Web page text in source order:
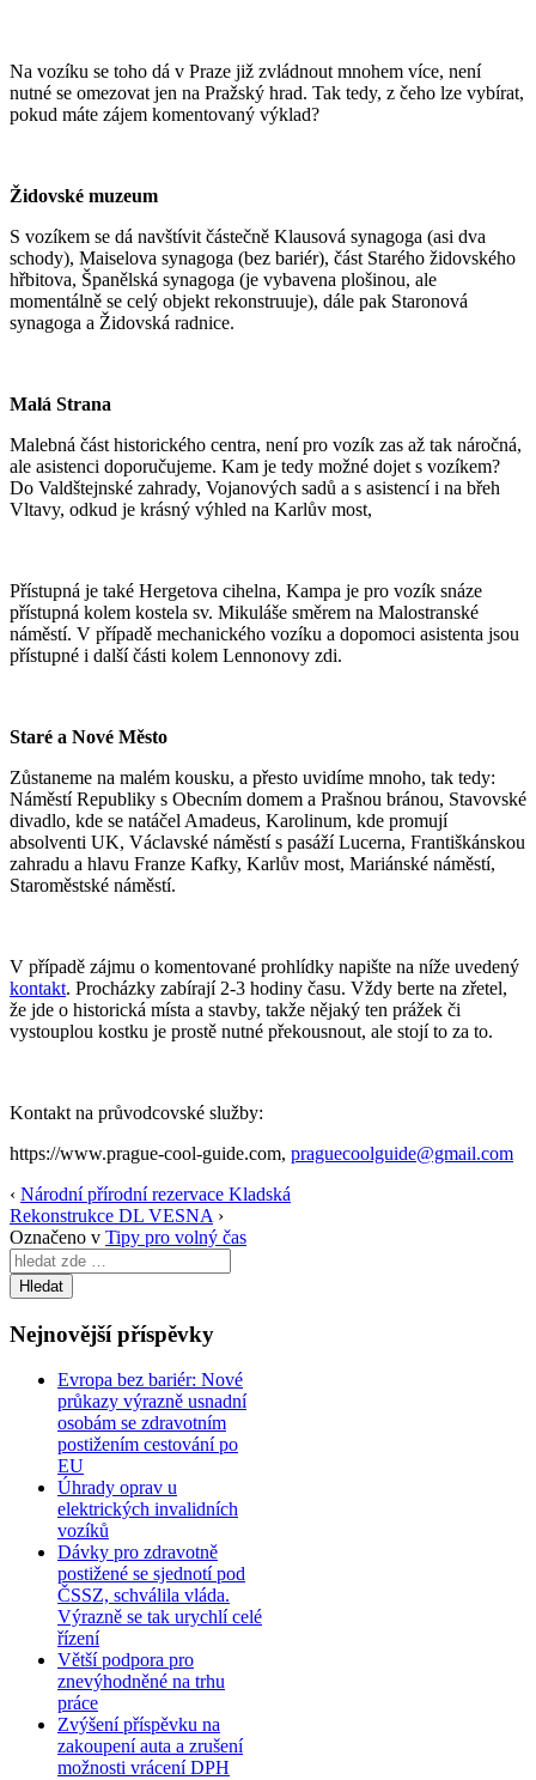
Na vozíku se toho dá v Praze již zvládnout mnohem více, není
nutné se omezovat jen na Pražský hrad. Tak tedy, z čeho lze vybírat,
pokud máte zájem komentovaný výklad?
Židovské muzeum
S vozíkem se dá navštívit částečně Klausová synagoga (asi dva
schody), Maiselova synagoga (bez bariér), část Starého židovského
hřbitova, Španělská synagoga (je vybavena plošinou, ale
momentálně se celý objekt rekonstruuje), dále pak Staronová
synagoga a Židovská radnice.
Malá Strana
Malebná část historického centra, není pro vozík zas až tak náročná,
ale asistenci doporučujeme. Kam je tedy možné dojet s vozíkem?
Do Valdštejnské zahrady, Vojanových sadů a s asistencí i na břeh
Vltavy, odkud je krásný výhled na Karlův most,
Přístupná je také Hergetova cihelna, Kampa je pro vozík snáze
přístupná kolem kostela sv. Mikuláše směrem na Malostranské
náměstí. V případě mechanického vozíku a dopomoci asistenta jsou
přístupné i další části kolem Lennonovy zdi.
Staré a Nové Město
Zůstaneme na malém kousku, a přesto uvidíme mnoho, tak tedy:
Náměstí Republiky s Obecním domem a Prašnou bránou, Stavovské
divadlo, kde se natáčel Amadeus, Karolinum, kde promují
absolventi UK, Václavské náměstí s pasáží Lucerna, Františkánskou
zahradu a hlavu Franze Kafky, Karlův most, Mariánské náměstí,
Staroměstské náměstí.
V případě zájmu o komentované prohlídky napište na níže uvedený
kontakt. Procházky zabírají 2-3 hodiny času. Vždy berte na zřetel,
že jde o historická místa a stavby, takže nějaký ten prážek či
vystouplou kostku je prostě nutné překousnout, ale stojí to za to.
Kontakt na průvodcovské služby:
https://www.prague-cool-guide.com, praguecoolguide@gmail.com
‹ Národní přírodní rezervace Kladská
Rekonstrukce DL VESNA ›
Označeno v Tipy pro volný čas
Search
for:
Nejnovější příspěvky
Evropa bez bariér: Nové
průkazy výrazně usnadní
osobám se zdravotním
postižením cestování po
EU
Úhrady oprav u
elektrických invalidních
vozíků
Dávky pro zdravotně
postižené se sjednotí pod
ČSSZ, schválila vláda.
Výrazně se tak urychlí celé
řízení
Větší podpora pro
znevýhodněné na trhu
práce
Zvýšení příspěvku na
zakoupení auta a zrušení
možnosti vrácení DPH